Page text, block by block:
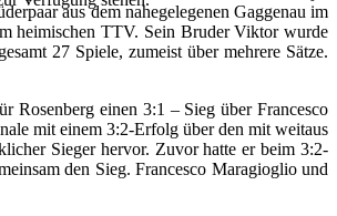
aus dem nahegelegenen Gaggenau im
heimischen TTV. Sein Bruder Viktor wurde
27 Spiele, zumeist über mehrere Sätze.
Rosenberg einen 3:1 – Sieg über Francesco
mit einem 3:2-Erfolg über den mit weitaus
Sieger hervor. Zuvor hatte er beim 3:2-
den Sieg. Francesco Maragioglio und